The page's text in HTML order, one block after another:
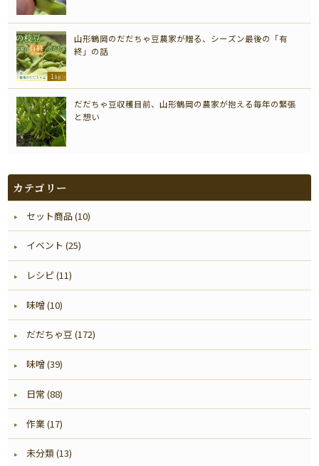
山形鶴岡のだだちゃ豆農家が贈る、シーズン最後の「有
終」の話
だだちゃ豆収穫目前、山形鶴岡の農家が抱える毎年の緊張
と想い
カテゴリー
セット商品 (10)
イベント (25)
レシピ (11)
味噌 (10)
だだちゃ豆 (172)
味噌 (39)
日常 (88)
作業 (17)
未分類 (13)